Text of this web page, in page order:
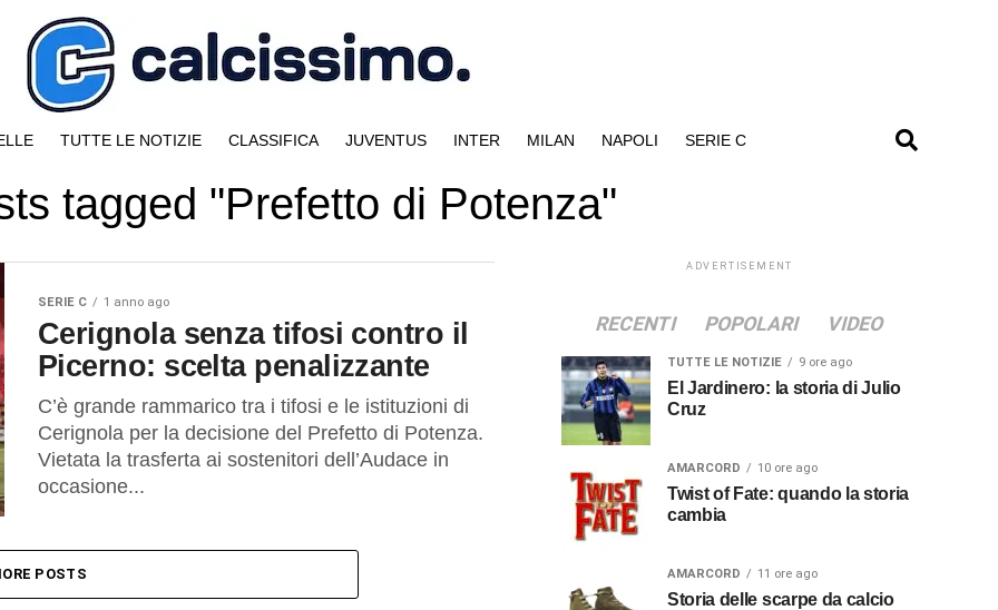
TUTTE LE NOTIZIE CLASSIFICA JUVENTUS INTER MILAN NAPOLI SERIE C
tagged "Prefetto di Potenza"
SERIE C 1 anno ago
Cerignola senza tifosi contro il
Picerno: scelta penalizzante
C’è grande rammarico tra i tifosi e le istituzioni di
Cerignola per la decisione del Prefetto di Potenza.
Vietata la trasferta ai sostenitori dell’Audace in
occasione...
POSTS
ADVERTISEMENT
RECENTI POPOLARI VIDEO
TUTTE LE NOTIZIE 9 ore ago
El Jardinero: la storia di Julio
Cruz
AMARCORD 10 ore ago
Twist of Fate: quando la storia
cambia
AMARCORD 11 ore ago
Storia delle scarpe da calcio